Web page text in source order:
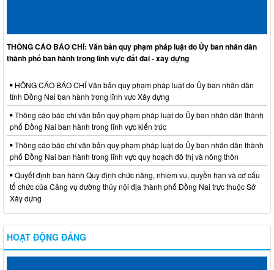
THÔNG CÁO BÁO CHÍ: Văn bản quy phạm pháp luật do Ủy ban nhân dân
thành phố ban hành trong lĩnh vực đất đai - xây dựng
HÔNG CÁO BÁO CHÍ Văn bản quy phạm pháp luật do Ủy ban nhân dân
tỉnh Đồng Nai ban hành trong lĩnh vực Xây dựng
Thông cáo báo chí văn bản quy phạm pháp luật do Ủy ban nhân dân thành
phố Đồng Nai ban hành trong lĩnh vực kiến trúc
Thông cáo báo chí văn bản quy phạm pháp luật do Ủy ban nhân dân thành
phố Đồng Nai ban hành trong lĩnh vực quy hoạch đô thị và nông thôn
Quyết định ban hành Quy định chức năng, nhiệm vụ, quyền hạn và cơ cấu
tổ chức của Cảng vụ đường thủy nội địa thành phố Đồng Nai trực thuộc Sở
Xây dựng
HOẠT ĐỘNG ĐẢNG